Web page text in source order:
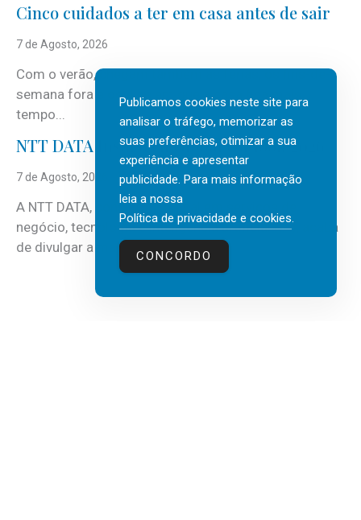
Cinco cuidados a ter em casa antes de sair
7 de Agosto, 2026
Com o verão, chegam também as férias, os fins-de-
semana fora e os dias em que a casa fica mais
tempo...
NTT DATA Insurtech Global Outlook 2026
7 de Agosto, 2026
A NTT DATA, consultora global em serviços de
negócio, tecnologia e inteligência artificial (IA), acaba
de divulgar a mais recente...
Publicamos cookies neste site para
analisar o tráfego, memorizar as
suas preferências, otimizar a sua
experiência e apresentar
publicidade. Para mais informação
leia a nossa
Política de privacidade e cookies.
CONCORDO